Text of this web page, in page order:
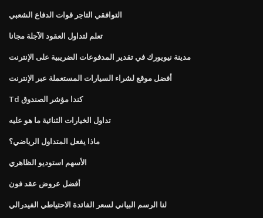
التوافقي التاجر قوات الدفاع الشعبي
تعلم لتداول العقود الآجلة مجانا
مدينة نيويورك في تقدير المدفوعات الضريبية على الإنترنت
أفضل موقع لشراء السيارات المستعملة عبر الإنترنت
Td كندا مؤشر الصندوق
تداول الخيارات الثنائية ما هو عليه
ماذا يفعل المتداول الرياضي؟
الأسهم استوديو الظاهري
أفضل عروض عقد فون
لنا الرسم البياني لسعر الفائدة الاحتياطي الفيدرالي